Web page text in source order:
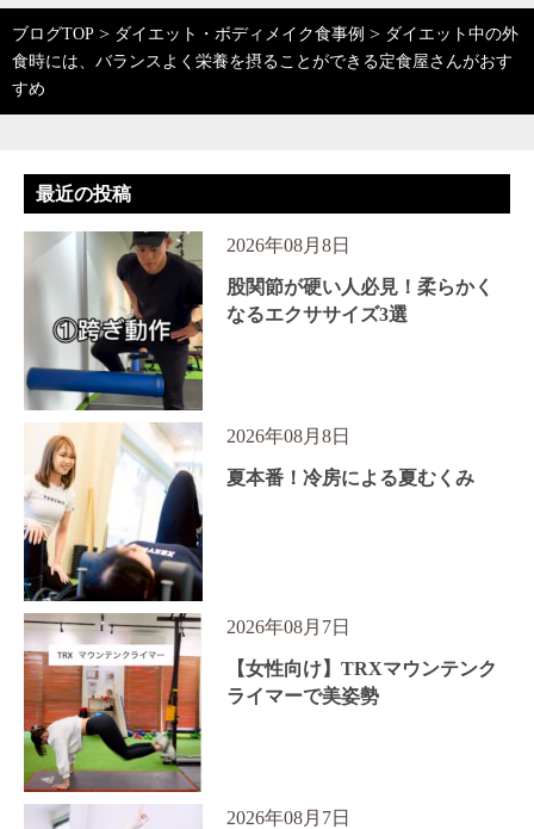
ブログTOP > ダイエット・ボディメイク食事例 > ダイエット中の外
食時には、バランスよく栄養を摂ることができる定食屋さんがおす
すめ
最近の投稿
2026年08月8日
股関節が硬い人必見！柔らかく
なるエクササイズ3選
2026年08月8日
夏本番！冷房による夏むくみ
2026年08月7日
【女性向け】TRXマウンテンク
ライマーで美姿勢
2026年08月7日